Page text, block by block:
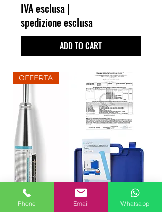
IVA esclusa |
spedizione esclusa
ADD TO CART
OFFERTA
Phone Email Whatsapp